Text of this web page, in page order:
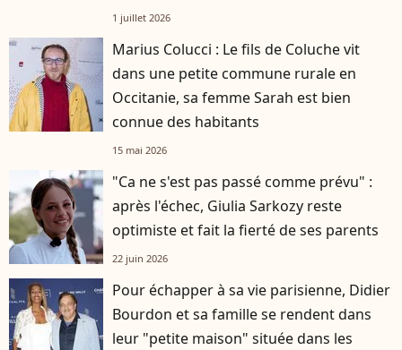
1 juillet 2026
Marius Colucci : Le fils de Coluche vit
dans une petite commune rurale en
Occitanie, sa femme Sarah est bien
connue des habitants
15 mai 2026
"Ca ne s'est pas passé comme prévu" :
après l'échec, Giulia Sarkozy reste
optimiste et fait la fierté de ses parents
22 juin 2026
Pour échapper à sa vie parisienne, Didier
Bourdon et sa famille se rendent dans
leur "petite maison" située dans les